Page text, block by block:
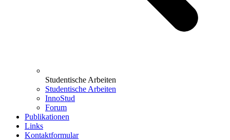
Studentische Arbeiten
Studentische Arbeiten
InnoStud
Forum
Publikationen
Links
Kontaktformular